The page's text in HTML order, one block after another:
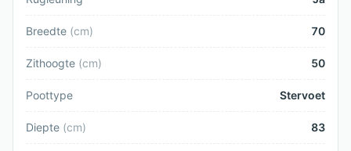
Breedte (cm) 70
Zithoogte (cm) 50
Poottype Stervoet
Diepte (cm) 83